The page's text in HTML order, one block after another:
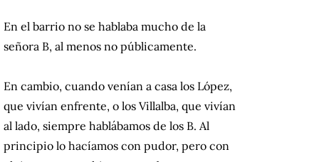
En el barrio no se hablaba mucho de la
señora B, al menos no públicamente.
En cambio, cuando venían a casa los López,
que vivían enfrente, o los Villalba, que vivían
al lado, siempre hablábamos de los B. Al
principio lo hacíamos con pudor, pero con